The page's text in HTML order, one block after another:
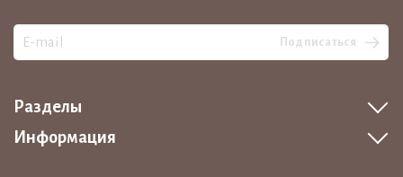
Подписаться
Разделы
Информация